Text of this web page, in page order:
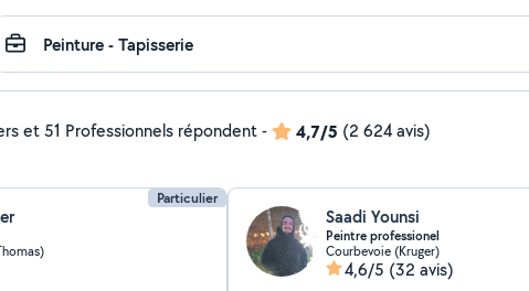
et 51 Professionnels répondent- 4,7/5 (2 624 avis)
Particulier
Saadi Younsi
Peintre professionel
Courbevoie (Kruger)
4,6/5 (32 avis)